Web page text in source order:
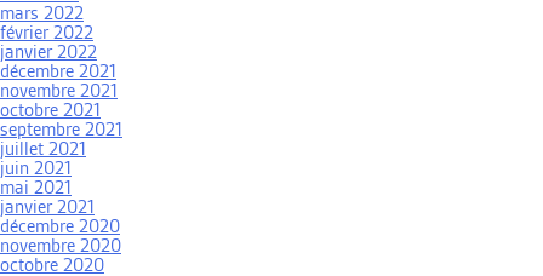
mars 2022
février 2022
janvier 2022
décembre 2021
novembre 2021
octobre 2021
septembre 2021
juillet 2021
juin 2021
mai 2021
janvier 2021
décembre 2020
novembre 2020
octobre 2020